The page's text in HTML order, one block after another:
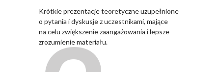
Krótkie prezentacje teoretyczne uzupełnione
o pytania i dyskusje z uczestnikami, mające
na celu zwiększenie zaangażowania i lepsze
zrozumienie materiału.